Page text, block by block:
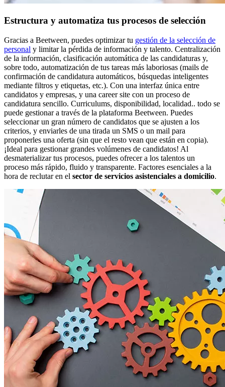
Estructura y automatiza tus procesos de selección
Gracias a Beetween, puedes optimizar tu gestión de la selección de
personal y limitar la pérdida de información y talento. Centralización
de la información, clasificación automática de las candidaturas y,
sobre todo, automatización de tus tareas más laboriosas (mails de
confirmación de candidatura automáticos, búsquedas inteligentes
mediante filtros y etiquetas, etc.). Con una interfaz única entre
candidatos y empresas, y una career site con un proceso de
candidatura sencillo. Curriculums, disponibilidad, localidad.. todo se
puede gestionar a través de la plataforma Beetween. Puedes
seleccionar un gran número de candidatos que se ajusten a los
criterios, y enviarles de una tirada un SMS o un mail para
proponerles una oferta (sin que el resto vean que están en copia).
¡Ideal para gestionar grandes volúmenes de candidatos! Al
desmaterializar tus procesos, puedes ofrecer a los talentos un
proceso más rápido, fluido y transparente. Factores esenciales a la
hora de reclutar en el sector de servicios asistenciales a domicilio.